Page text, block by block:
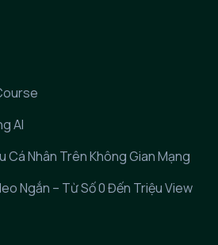
AI
Cá Nhân Trên Không Gian Mạng
Ngắn – Từ Số 0 Đến Triệu View